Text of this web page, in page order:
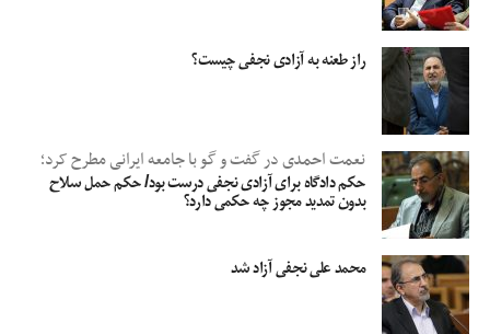
راز طعنه به آزادی نجفی چیست؟
نعمت احمدی در گفت و گو با جامعه ایرانی مطرح کرد؛
حکم دادگاه برای آزادی نجفی درست بود/ حکم حمل سلاح
بدون تمدید مجوز چه حکمی دارد؟
محمد علی نجفی آزاد شد